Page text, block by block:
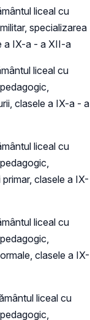
liceal cu
specializarea
a IX-a - a XII-a
liceal cu
clasele a IX-a - a
liceal cu
clasele a IX-
liceal cu
clasele a IX-
liceal cu